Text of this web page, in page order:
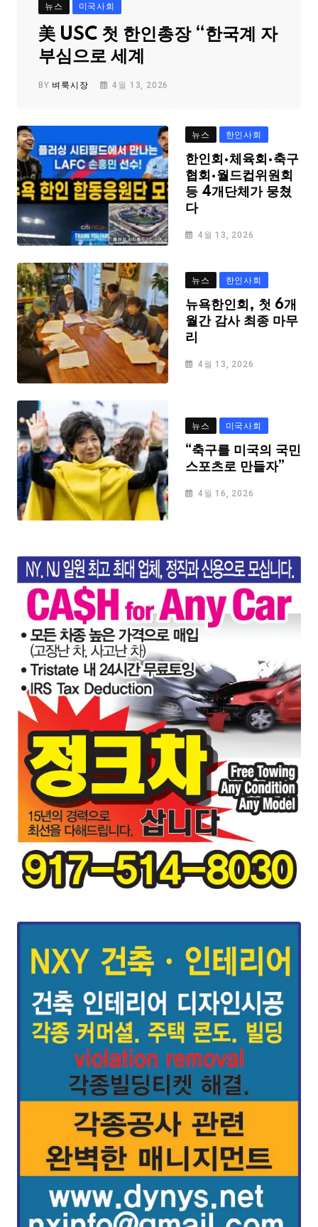
뉴스 미국사회
美 USC 첫 한인총장 “한국계 자
부심으로 세계
BY 벼룩시장 4월 13, 2026
뉴스 한인사회
한인회·체육회·축구
협회·월드컵위원회
등 4개단체가 뭉쳤
다
4월 13, 2026
뉴스 한인사회
뉴욕한인회, 첫 6개
월간 감사 최종 마무
리
4월 13, 2026
뉴스 미국사회
“축구를 미국의 국민
스포츠로 만들자”
4월 16, 2026